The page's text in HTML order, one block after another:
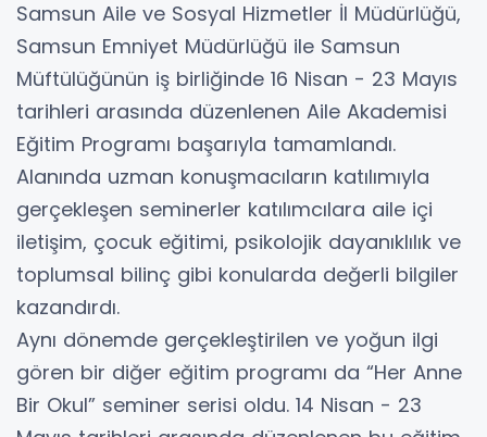
Samsun Aile ve Sosyal Hizmetler İl Müdürlüğü,
Samsun Emniyet Müdürlüğü ile Samsun
Müftülüğünün iş birliğinde 16 Nisan - 23 Mayıs
tarihleri arasında düzenlenen Aile Akademisi
Eğitim Programı başarıyla tamamlandı.
Alanında uzman konuşmacıların katılımıyla
gerçekleşen seminerler katılımcılara aile içi
iletişim, çocuk eğitimi, psikolojik dayanıklılık ve
toplumsal bilinç gibi konularda değerli bilgiler
kazandırdı.
Aynı dönemde gerçekleştirilen ve yoğun ilgi
gören bir diğer eğitim programı da “Her Anne
Bir Okul” seminer serisi oldu. 14 Nisan - 23